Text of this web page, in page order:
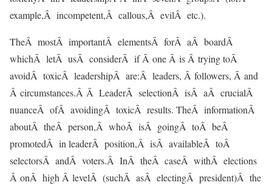
example,Â incompetent,Â callous,Â evilÂ etc.).
TheÂ mostÂ importantÂ elementsÂ forÂ aÂ boardÂ
whichÂ letÂ usÂ considerÂ if Â one Â is Â trying toÂ
avoidÂ toxicÂ leadershipÂ are:Â leaders, Â followers, Â and
Â circumstances.Â Â LeaderÂ selectionÂ isÂ aÂ crucialÂ
nuanceÂ ofÂ avoidingÂ toxicÂ results. TheÂ informationÂ
aboutÂ theÂ person,Â whoÂ isÂ goingÂ toÂ beÂ
promotedÂ in leaderÂ position,Â isÂ availableÂ toÂ
selectorsÂ andÂ voters.Â InÂ theÂ caseÂ withÂ elections
Â onÂ high Â levelÂ (suchÂ asÂ electingÂ president)Â the